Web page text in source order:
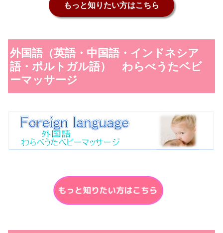
もっと知りたい方はこちら
外国語（英語・中国語・インドネシア
語・ポルトガル語） わらべうたベビ
ーマッサージ